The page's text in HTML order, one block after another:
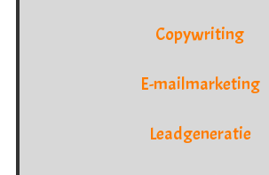
Copywriting
E-mailmarketing
Leadgeneratie